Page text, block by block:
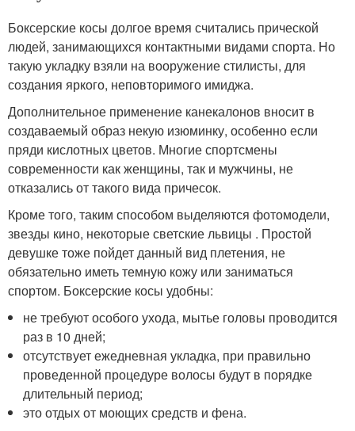
Боксерские косы долгое время считались прической
людей, занимающихся контактными видами спорта. Но
такую укладку взяли на вооружение стилисты, для
создания яркого, неповторимого имиджа.
Дополнительное применение канекалонов вносит в
создаваемый образ некую изюминку, особенно если
пряди кислотных цветов. Многие спортсмены
современности как женщины, так и мужчины, не
отказались от такого вида причесок.
Кроме того, таким способом выделяются фотомодели,
звезды кино, некоторые светские львицы . Простой
девушке тоже пойдет данный вид плетения, не
обязательно иметь темную кожу или заниматься
спортом. Боксерские косы удобны:
не требуют особого ухода, мытье головы проводится
раз в 10 дней;
отсутствует ежедневная укладка, при правильно
проведенной процедуре волосы будут в порядке
длительный период;
это отдых от моющих средств и фена.